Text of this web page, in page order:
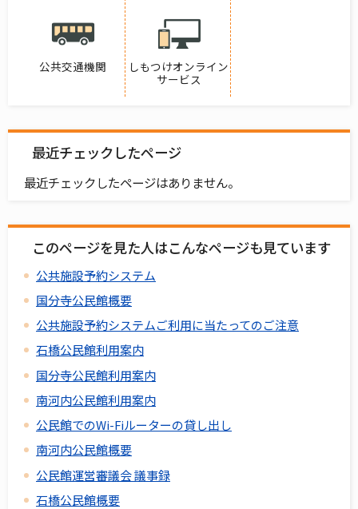
公共交通機関
しもつけオンライン
サービス
最近チェックしたページ
最近チェックしたページはありません。
このページを見た人はこんなページも見ています
公共施設予約システム
国分寺公民館概要
公共施設予約システムご利用に当たってのご注意
石橋公民館利用案内
国分寺公民館利用案内
南河内公民館利用案内
公民館でのWi-Fiルーターの貸し出し
南河内公民館概要
公民館運営審議会 議事録
石橋公民館概要